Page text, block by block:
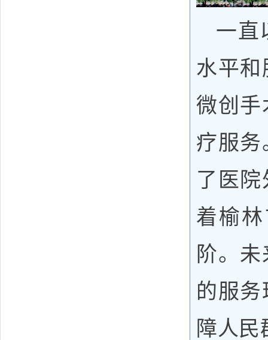
一直
水平和
微创手
疗服务
了医
着榆
阶。
的服
障人